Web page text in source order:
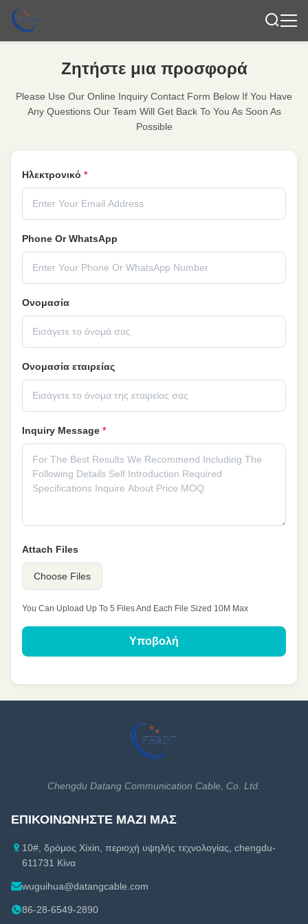
Ζητήστε μια προσφορά
Please Use Our Online Inquiry Contact Form Below If You Have
Any Questions Our Team Will Get Back To You As Soon As
Possible
Ηλεκτρονικό *
Phone Or WhatsApp
Ονομασία
Ονομασία εταιρείας
Inquiry Message *
Attach Files
Choose Files
You Can Upload Up To 5 Files And Each File Sized 10M Max
Υποβολή
Chengdu Datang Communication Cable, Co. Ltd.
ΕΠΙΚΟΙΝΩΝΉΣΤΕ ΜΑΖΊ ΜΑΣ
10#, δρόμος Xixin, περιοχή υψηλής τεχνολογίας, chengdu-
611731 Κίνα
wuguihua@datangcable.com
86-28-6549-2890